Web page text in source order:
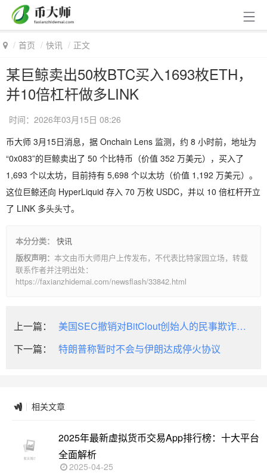
首页 快讯 正文
某巨鲸卖出50枚BTC买入1693枚ETH，
并10倍杠杆做多LINK
时间：2026年03月15日 08:26
币大师 3月15日消息，据 Onchain Lens 监测，约 8 小时前，地址为
“0x083”的巨鲸卖出了 50 个比特币（价值 352 万美元），买入了
1,693 个以太坊，目前持有 5,698 个以太坊（价值 1,192 万美元）。
这位巨鲸还向 HyperLiquid 存入 70 万枚 USDC，并以 10 倍杠杆开立
了 LINK 多头头寸。
本分分类：
快讯
版权声明： 本文由币大师用户上传发布，不代表比特家园立场，转载
联系作者并注明出处：
https://faxianzhidemai.com/newsflash/33842.html
上一篇：
美国SEC撤销对BitClout创始人的民事欺诈诉
讼
下一篇： 特朗普称暂时不会与伊朗达成停火协议
相关文章
2025年最新虚拟货币交易App排行榜：十大平台
全面解析
2025-04-25